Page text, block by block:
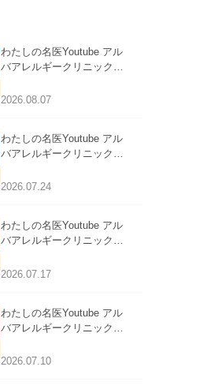
わたしの名医Youtube アル
バアレルギークリニック札
らない理由｜繰り返す人が
2026.08.07
わたしの名医Youtube アル
バアレルギークリニック札
える男性へ｜医師が教える
2026.07.24
わたしの名医Youtube アル
バアレルギークリニック札
跡にVビームは効く？向い
2026.07.17
わたしの名医Youtube アル
バアレルギークリニック札
医師が明かす副作用・リバ
2026.07.10